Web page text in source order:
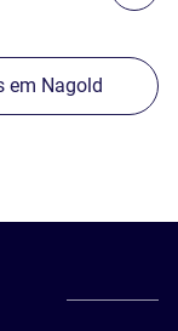
em Nagold